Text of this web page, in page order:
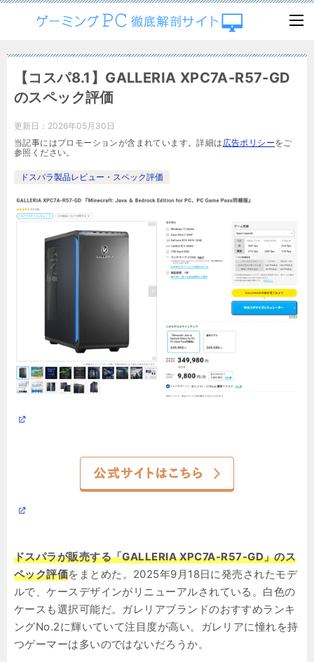
【コスパ8.1】GALLERIA XPC7A-R57-GD
のスペック評価
更新日： 2026年05月30日
当記事にはプロモーションが含まれています。詳細は 広告ポリシーをご
参照ください。
ドスパラ製品レビュー・スペック評価
ドスパラが販売する「GALLERIA XPC7A-R57-GD」のス
ペック評価をまとめた。2025年9月18日に発売されたモデ
ルで、ケースデザインがリニューアルされている。白色の
ケースも選択可能だ。ガレリアブランドのおすすめランキ
ングNo.2に輝いていて注目度が高い。ガレリアに憧れを持
つゲーマーは多いのではないだろうか。